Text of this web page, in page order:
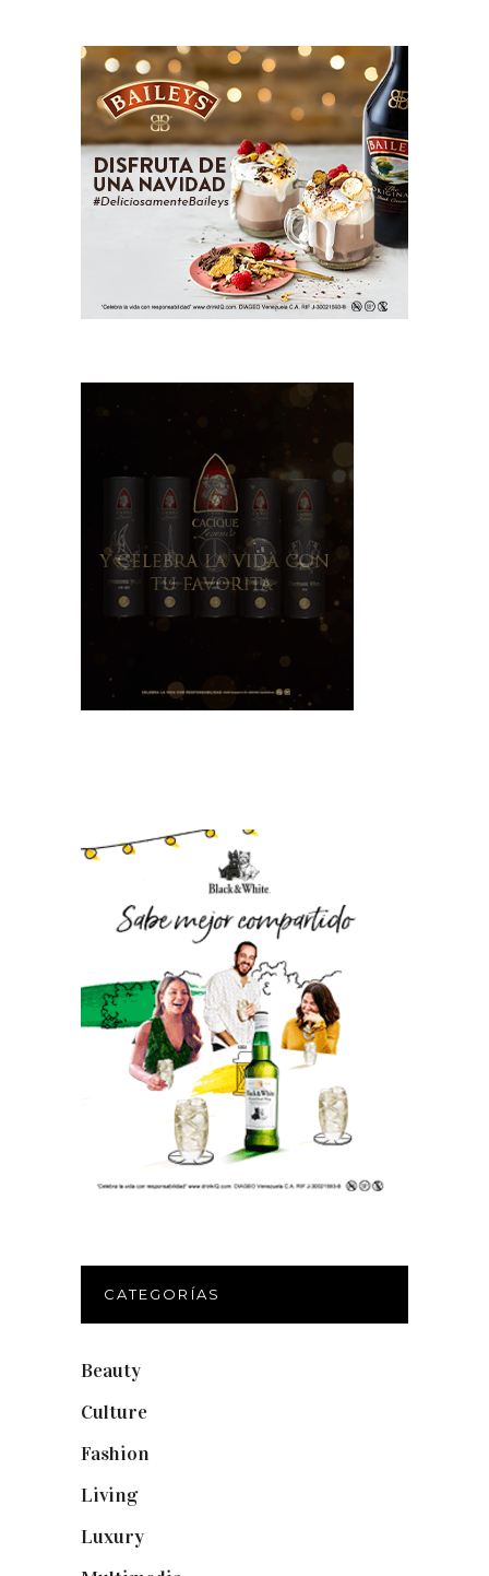
CATEGORÍAS
Beauty
Culture
Fashion
Living(337)
Luxury